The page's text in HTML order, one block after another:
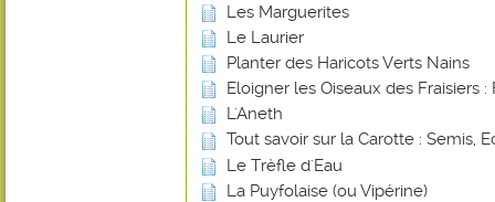
Les Marguerites
Le Laurier
Planter des Haricots Verts Nains
Eloigner les Oiseaux des Fraisiers :
L'Aneth
Tout savoir sur la Carotte : Semis,
Le Trèfle d'Eau
La Puyfolaise (ou Vipérine)